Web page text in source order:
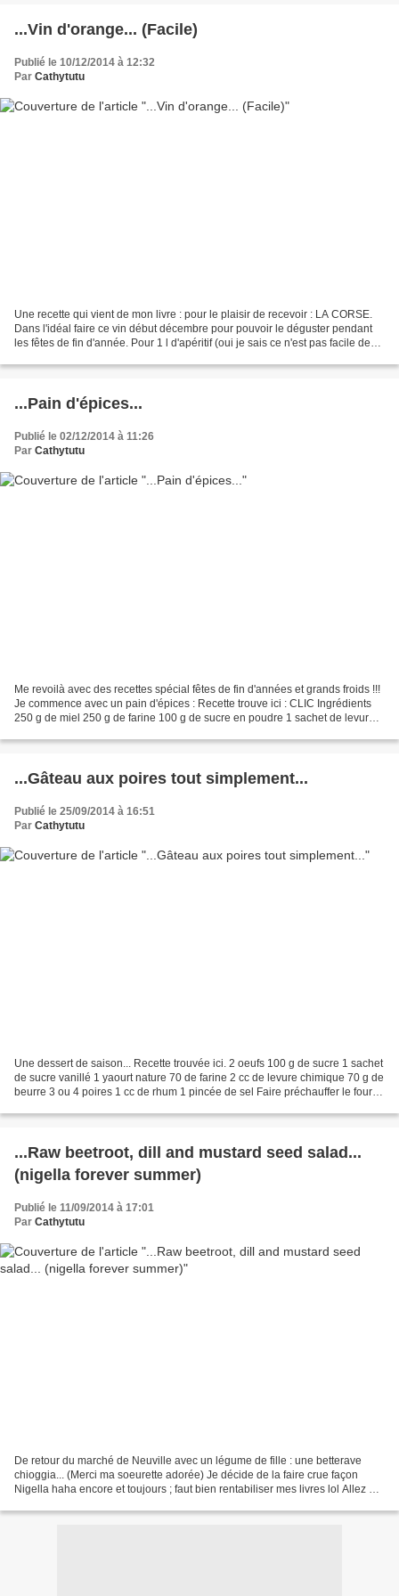
...Vin d'orange... (Facile)
Publié le 10/12/2014 à 12:32
Par Cathytutu
Une recette qui vient de mon livre : pour le plaisir de recevoir : LA CORSE.
Dans l'idéal faire ce vin début décembre pour pouvoir le déguster pendant
les fêtes de fin d'année. Pour 1 l d'apéritif (oui je sais ce n'est pas facile de
...Pain d'épices...
Publié le 02/12/2014 à 11:26
Par Cathytutu
Me revoilà avec des recettes spécial fêtes de fin d'années et grands froids !!!
Je commence avec un pain d'épices : Recette trouve ici : CLIC Ingrédients
250 g de miel 250 g de farine 100 g de sucre en poudre 1 sachet de levure
...Gâteau aux poires tout simplement...
Publié le 25/09/2014 à 16:51
Par Cathytutu
Une dessert de saison... Recette trouvée ici. 2 oeufs 100 g de sucre 1 sachet
de sucre vanillé 1 yaourt nature 70 de farine 2 cc de levure chimique 70 g de
beurre 3 ou 4 poires 1 cc de rhum 1 pincée de sel Faire préchauffer le four à
...Raw beetroot, dill and mustard seed salad...
(nigella forever summer)
Publié le 11/09/2014 à 17:01
Par Cathytutu
De retour du marché de Neuville avec un légume de fille : une betterave
chioggia... (Merci ma soeurette adorée) Je décide de la faire crue façon
Nigella haha encore et toujours ; faut bien rentabiliser mes livres lol Allez en